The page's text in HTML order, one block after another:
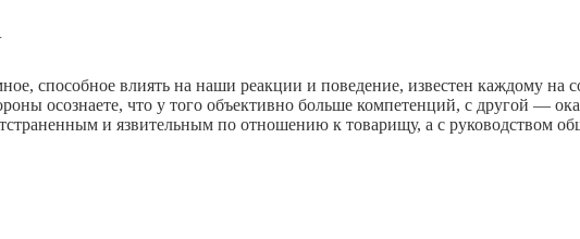
способное влиять на наши реакции и поведение, известен каждому
осознаете, что у того объективно больше компетенций, с другой —
и язвительным по отношению к товарищу, а с руководством